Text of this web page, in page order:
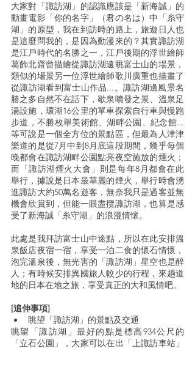
大家對「諏訪湖」的認識應該是「新海誠」的
動畫電影「你的名字」（君の名は）中「糸守
湖」的原型，我在到訪時的路上，旅遊日人也
是這麼問我的，是因為動漫來的？其實諏訪湖
是江戶時代的名勝之一，江戶後期的浮世繪師
葛飾北齋曾描繪從諏訪湖遠眺富士山的場景，
類似的場景另一位浮世繪師歌川廣重也描畫了
從諏訪湖看到富士山作品...。諏訪湖邊風景名
勝之多自然不在話下，歇泉噴發之景、溫泉足
湯設施，環湖16公里的單車探索自行車與慢跑
步道，不勝枚舉美術館、湖畔公園、紀念館...
等可說是一個全方位的景點區，但最為人津津
樂道的是從7月中到8月底這段期間，幾乎每個
晚都會在諏訪湖畔公園點亮夜空施放的煙火；
而「諏訪湖煙火大會」則是每年8月都會在此
舉行，據說是日本最華麗的煙火，舉行時會湧
進諏訪大約50萬名遊客，無奈我只是過客並無
機會欣賞到，但能一眼盡攬諏訪湖，也算是感
受了新海誠「糸守湖」的浪漫情懷。
此處是我拜訪富士山中途點，所以在此安排溫
泉飯店夜宿一宿，享受一泊二食的懷石情懷，
泡完溫泉後，無光害的「諏訪湖」星空也是醉
人；有時候安排異國旅人較少的行程，來趟道
地的日本在地之旅，享受真正的大和風情吧。
[追伸事項]
眺望「諏訪湖」的景點及交通
眺望「諏訪湖」最好的點是標高934公尺的
「立石公園」，大家可以在出「上諏訪車站」